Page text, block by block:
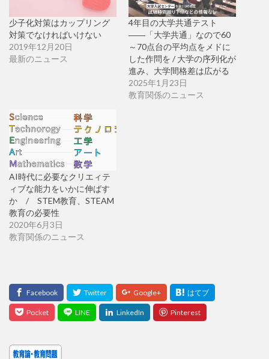
少子化対策はカップリング
対策でなければいけない
2019年12月20日
最新のニュース
4年目の大学共通テスト
――「大学共通」なので60
～70点台の平均点をメドに
した作問を / 大学の序列化が
進み、大学間格差は広がる
2025年1月23日
教育関係のニュース
AI時代に必要なクリエィテ
ィブな能力をいかに伸ばす
か / STEM教育、STEAM
教育の必要性
2020年6月3日
教育関係のニュース